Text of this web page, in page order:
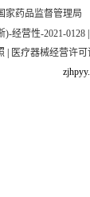
家药品监督管理局
经营性-2021-0128
医疗器械经营许可